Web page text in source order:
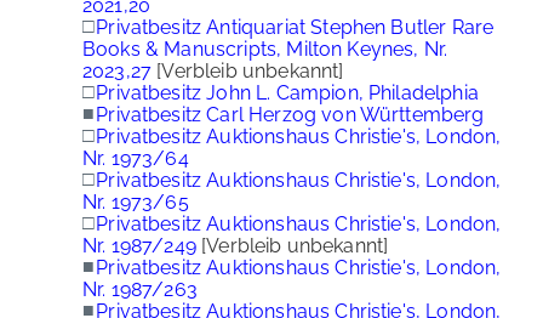
2021,20
□Privatbesitz Antiquariat Stephen Butler Rare
Books & Manuscripts, Milton Keynes, Nr.
2023,27 [Verbleib unbekannt]
□Privatbesitz John L. Campion, Philadelphia
■Privatbesitz Carl Herzog von Württemberg
□Privatbesitz Auktionshaus Christie's, London,
Nr. 1973/64
□Privatbesitz Auktionshaus Christie's, London,
Nr. 1973/65
□Privatbesitz Auktionshaus Christie's, London,
Nr. 1987/249[Verbleib unbekannt]
■Privatbesitz Auktionshaus Christie's, London,
Nr. 1987/263
■Privatbesitz Auktionshaus Christie's, London,